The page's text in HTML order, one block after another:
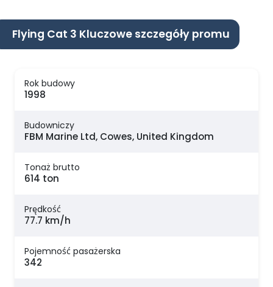
Flying Cat 3 Kluczowe szczegóły promu
Rok budowy
1998
Budowniczy
FBM Marine Ltd, Cowes, United Kingdom
Tonaż brutto
614 ton
Prędkość
77.7 km/h
Pojemność pasażerska
342